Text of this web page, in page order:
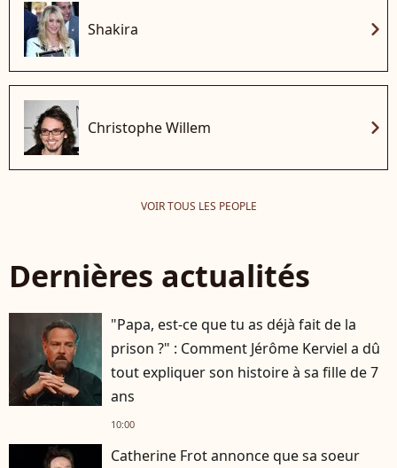
Shakira chevron_right
Christophe Willem chevron_right
VOIR TOUS LES PEOPLE
Dernières actualités
"Papa, est-ce que tu as déjà fait de la
prison ?" : Comment Jérôme Kerviel a dû
tout expliquer son histoire à sa fille de 7
ans
10:00
Catherine Frot annonce que sa soeur